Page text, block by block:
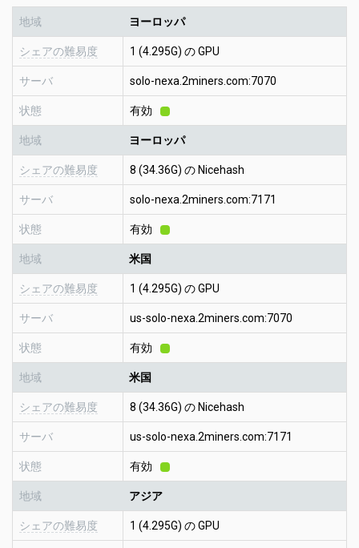
地域 ヨーロッパ
シェアの難易度 1 (4.295G) の GPU
サーバ solo-nexa.2miners.com:7070
状態 有効
地域 ヨーロッパ
シェアの難易度 8 (34.36G) の Nicehash
サーバ solo-nexa.2miners.com:7171
状態 有効
地域 米国
シェアの難易度 1 (4.295G) の GPU
サーバ us-solo-nexa.2miners.com:7070
状態 有効
地域 米国
シェアの難易度 8 (34.36G) の Nicehash
サーバ us-solo-nexa.2miners.com:7171
状態 有効
地域 アジア
シェアの難易度 1 (4.295G) の GPU